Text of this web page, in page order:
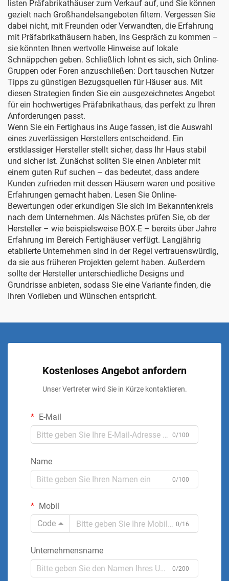
listen Präfabrikathäuser zum Verkauf auf, und Sie können
gezielt nach Großhandelsangeboten filtern. Vergessen Sie
dabei nicht, mit Freunden oder Verwandten, die Erfahrung
mit Präfabrikathäusern haben, ins Gespräch zu kommen –
sie könnten Ihnen wertvolle Hinweise auf lokale
Schnäppchen geben. Schließlich lohnt es sich, sich Online-
Gruppen oder Foren anzuschließen: Dort tauschen Nutzer
Tipps zu günstigen Bezugsquellen für Häuser aus. Mit
diesen Strategien finden Sie ein ausgezeichnetes Angebot
für ein hochwertiges Präfabrikathaus, das perfekt zu Ihren
Anforderungen passt.
Wenn Sie ein Fertighaus ins Auge fassen, ist die Auswahl
eines zuverlässigen Herstellers entscheidend. Ein
erstklassiger Hersteller stellt sicher, dass Ihr Haus stabil
und sicher ist. Zunächst sollten Sie einen Anbieter mit
einem guten Ruf suchen – das bedeutet, dass andere
Kunden zufrieden mit dessen Häusern waren und positive
Erfahrungen gemacht haben. Lesen Sie Online-
Bewertungen oder erkundigen Sie sich im Bekanntenkreis
nach dem Unternehmen. Als Nächstes prüfen Sie, ob der
Hersteller – wie beispielsweise BOX-E – bereits über Jahre
Erfahrung im Bereich Fertighäuser verfügt. Langjährig
etablierte Unternehmen sind in der Regel vertrauenswürdig,
da sie aus früheren Projekten gelernt haben. Außerdem
sollte der Hersteller unterschiedliche Designs und
Grundrisse anbieten, sodass Sie eine Variante finden, die
Ihren Vorlieben und Wünschen entspricht.
Kostenloses Angebot anfordern
Unser Vertreter wird Sie in Kürze kontaktieren.
E-Mail
0/100
Name
0/100
Mobil
Code
0/16
Unternehmensname
0/200